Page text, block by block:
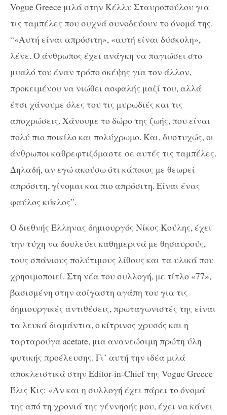
Vogue Greece μιλά στην Κέλλυ Σταυροπούλου για
τις ταμπέλες που συχνά συνοδεύουν το όνομά της.
“«Αυτή είναι απρόσιτη», «αυτή είναι δύσκολη»,
λένε. Ο άνθρωπος έχει ανάγκη να παγιώσει στο
μυαλό του έναν τρόπο σκέψης για τον άλλον,
προκειμένου να νιώθει ασφαλής μαζί του, αλλά
έτσι χάνουμε όλες του τις μυρωδιές και τις
αποχρώσεις. Χάνουμε το δώρο της ζωής, που είναι
πολύ πιο ποικίλο και πολύχρωμο. Και, δυστυχώς, οι
άνθρωποι καθρεφτιζόμαστε σε αυτές τις ταμπέλες.
Δηλαδή, αν εγώ ακούσω ότι κάποιος με θεωρεί
απρόσιτη, γίνομαι και πιο απρόσιτη. Είναι ένας
φαύλος κύκλος”.
Ο διεθνής Έλληνας δημιουργός Νίκος Κούλης, έχει
την τύχη να δουλεύει καθημερινά με θησαυρούς,
τους σπάνιους πολύτιμους λίθους και τα υλικά που
χρησιμοποιεί. Στη νέα του συλλογή, με τίτλο «77»,
βασισμένη στην ασίγαστη αγάπη του για τις
δημιουργικές αντιθέσεις, πρωταγωνιστές της είναι
τα λευκά διαμάντια, ο κίτρινος χρυσός και η
ταρταρούγα acetate, μια ανανεώσιμη πρώτη ύλη
φυτικής προέλευσης. Γι’ αυτή την ιδέα μιλά
αποκλειστικά στην Editor-in-Chief της Vogue Greece
Έλις Κις: «Αν και η συλλογή έχει πάρει το όνομά
της από τη χρονιά της γέννησής μου, έχει να κάνει